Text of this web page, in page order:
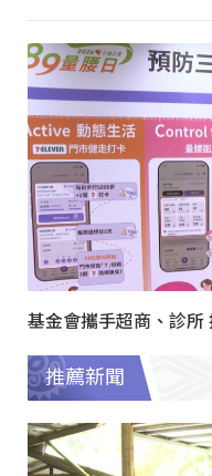
基金會攜手超商、診所
推薦新聞